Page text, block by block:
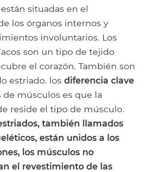
situadas en el
los órganos internos y
involuntarios. Los
son un tipo de tejido
el corazón. También son
estriado. los diferencia clave
músculos es que la
reside el tipo de músculo.
también llamados
están unidos a los
los músculos no
el revestimiento de las